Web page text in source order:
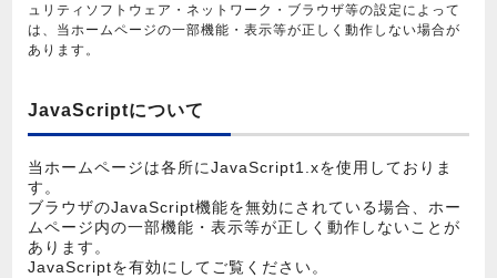
ュリティソフトウェア・ネットワーク・ブラウザ等の設定によって
は、当ホームページの一部機能・表示等が正しく動作しない場合が
あります。
JavaScriptについて
当ホームページは各所にJavaScript1.xを使用しておりま
す。
ブラウザのJavaScript機能を無効にされている場合、ホー
ムページ内の一部機能・表示等が正しく動作しないことが
あります。
JavaScriptを有効にしてご覧ください。